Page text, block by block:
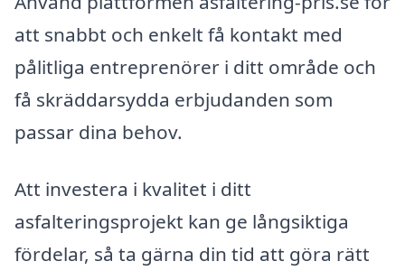
att snabbt och enkelt få kontakt med
pålitliga entreprenörer i ditt område och
få skräddarsydda erbjudanden som
passar dina behov.
Att investera i kvalitet i ditt
asfalteringsprojekt kan ge långsiktiga
fördelar, så ta gärna din tid att göra rätt